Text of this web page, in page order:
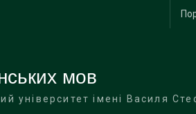
мов
університет імені Василя